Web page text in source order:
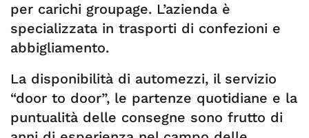
per carichi groupage. L’azienda è
specializzata in trasporti di confezioni e
abbigliamento.
La disponibilità di automezzi, il servizio
“door to door”, le partenze quotidiane e la
puntualità delle consegne sono frutto di